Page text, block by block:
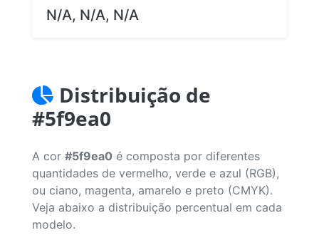
N/A, N/A, N/A
Distribuição de
#5f9ea0
A cor #5f9ea0 é composta por diferentes
quantidades de vermelho, verde e azul (RGB),
ou ciano, magenta, amarelo e preto (CMYK).
Veja abaixo a distribuição percentual em cada
modelo.